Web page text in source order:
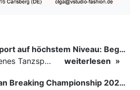
Tanzsport auf höchstem Niveau: Begeisterung bei den Turnieren in…
Ein rundum gelungenes Tanzsport-Wochenende liegt hinter den Paaren und Organisatoren in Enzklösterle. Am 1. und 2. August 2026 verwandelte sich die Festhalle wieder in einen lebendigen Mittelpunkt des…
weiterlesen
German Breaking Championship 2026 in Hannover